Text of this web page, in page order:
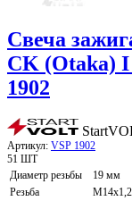
Свеча
CK (Otaka) I
1902
Артикул: VSP 1902
51 ШТ
Диаметр резьбы
19 мм
Резьба